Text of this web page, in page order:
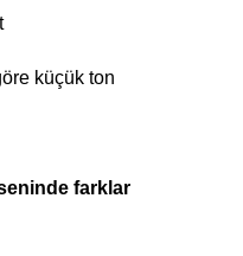
küçük ton
farklar